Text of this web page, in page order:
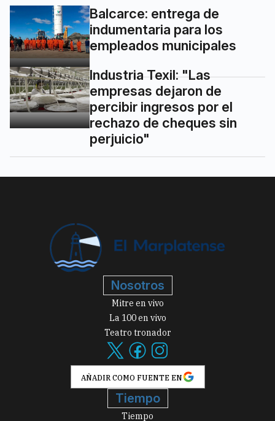
Balcarce: entrega de
indumentaria para los
empleados municipales
Industria Texil: "Las
empresas dejaron de
percibir ingresos por el
rechazo de cheques sin
perjuicio"
Nosotros
Mitre en vivo
La 100 en vivo
Teatro tronador
AÑADIR COMO FUENTE EN
Tiempo
Tiempo